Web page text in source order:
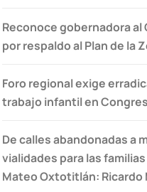
Reconoce gobernadora al
por respaldo al Plan de la
Foro regional exige
trabajo infantil en
De calles abandonadas a
vialidades para las familias
Mateo Oxtotitlán: Ricardo